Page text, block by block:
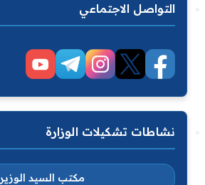
التواصل الاجتماعي
نشاطات تشكيلات الوزارة
مكتب السيد الوزير